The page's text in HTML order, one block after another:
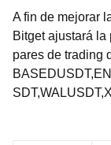
A fin de mejorar
Bitget ajustará
pares de trading